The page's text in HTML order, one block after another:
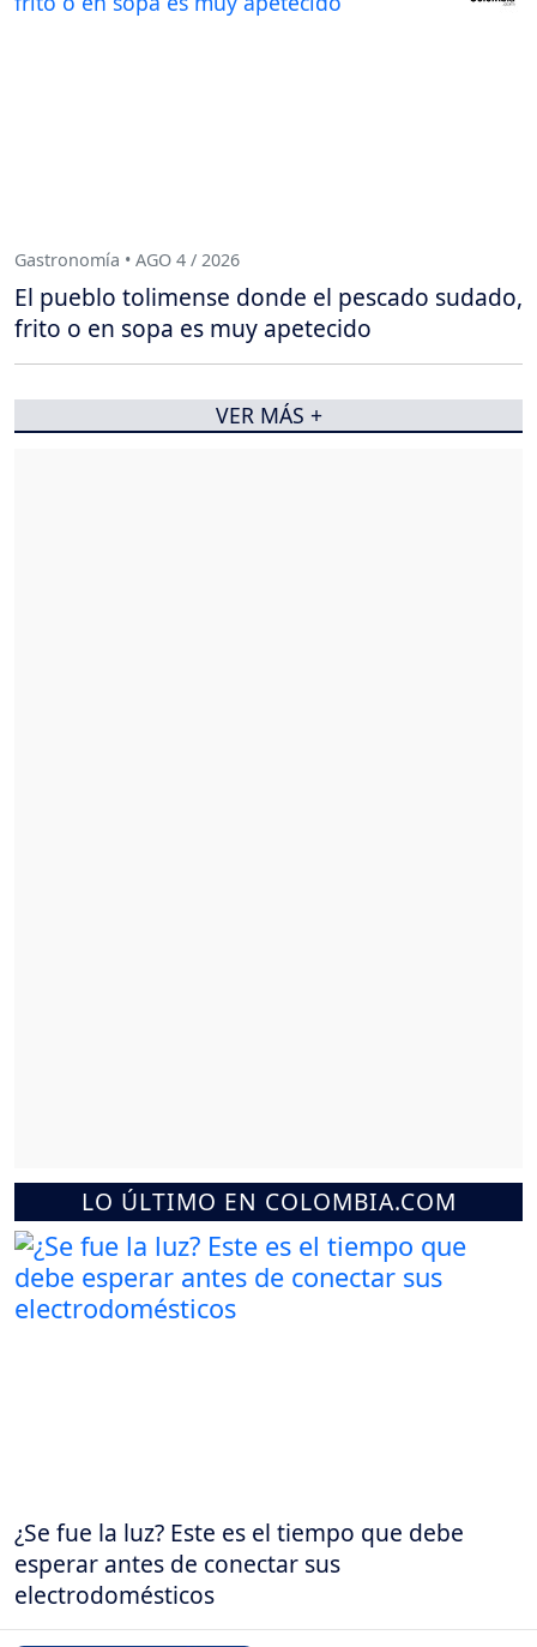
LO ÚLTIMO EN COLOMBIA.COM
¿Se fue la luz? Este es el tiempo que debe
esperar antes de conectar sus
electrodomésticos
Gastronomía • AGO 4 / 2026
El pueblo tolimense donde el pescado sudado,
frito o en sopa es muy apetecido
VER MÁS +